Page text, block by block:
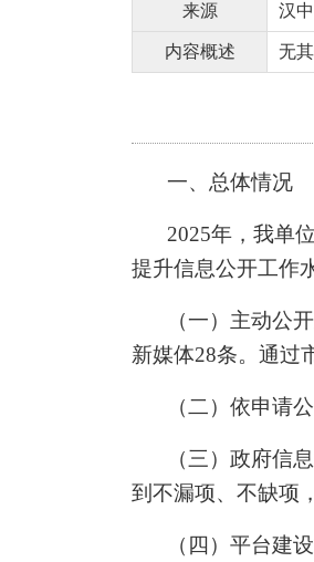
来源 汉
内容概述 无
一、总体情况
2025年，我单
提升信息公开工作
（一）主动公
新媒体28条。通过
（二）依申请
（三）政府信
到不漏项、不缺项
（四）平台建